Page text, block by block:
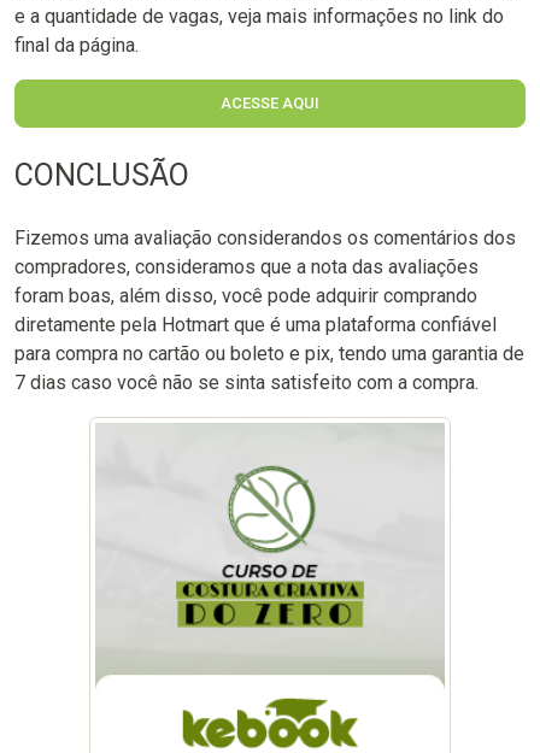
e a quantidade de vagas, veja mais informações no link do
final da página.
ACESSE AQUI
CONCLUSÃO
Fizemos uma avaliação considerandos os comentários dos
compradores, consideramos que a nota das avaliações
foram boas, além disso, você pode adquirir comprando
diretamente pela Hotmart que é uma plataforma confiável
para compra no cartão ou boleto e pix, tendo uma garantia de
7 dias caso você não se sinta satisfeito com a compra.